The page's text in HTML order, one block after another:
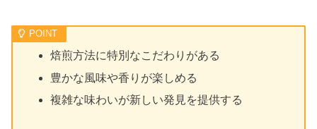
焙煎方法に特別なこだわりがある
豊かな風味や香りが楽しめる
複雑な味わいが新しい発見を提供する